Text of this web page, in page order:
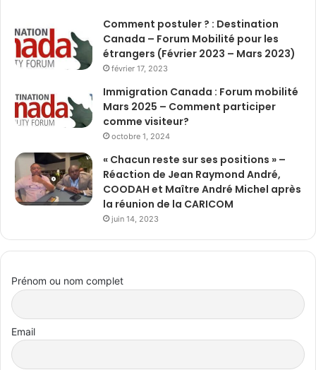
Comment postuler ? : Destination
Canada – Forum Mobilité pour les
étrangers (Février 2023 – Mars 2023)
février 17, 2023
Immigration Canada : Forum mobilité
Mars 2025 – Comment participer
comme visiteur?
octobre 1, 2024
« Chacun reste sur ses positions » –
Réaction de Jean Raymond André,
COODAH et Maître André Michel après
la réunion de la CARICOM
juin 14, 2023
Prénom ou nom complet
Email